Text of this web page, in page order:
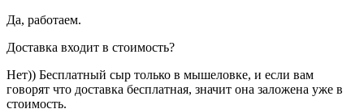
Да, работаем.
Доставка входит в стоимость?
Нет)) Бесплатный сыр только в мышеловке, и если вам
говорят что доставка бесплатная, значит она заложена уже в
стоимость.